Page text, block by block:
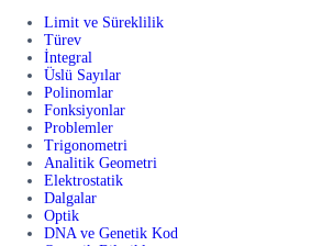
Limit ve Süreklilik
Türev
İntegral
Üslü Sayılar
Polinomlar
Fonksiyonlar
Problemler
Trigonometri
Analitik Geometri
Elektrostatik
Dalgalar
Optik
DNA ve Genetik Kod